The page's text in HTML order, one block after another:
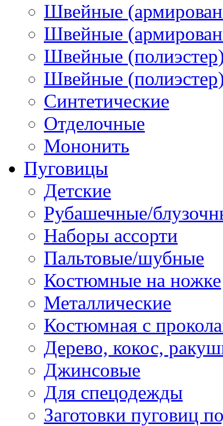
Швейные
Швейные
Швейные
Швейные
Синтетические
Отделочные
Мононить
Пуговицы
Детские
Рубашечные/
Наборы ассорти
Пальтовые/шубные
Костюмные на ножке
Металлические
Костюмная с
Дерево, кокос,
Джинсовые
Для спецодежды
Заготовки пуговиц